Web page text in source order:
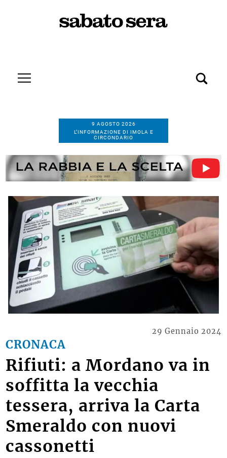
9 AGOSTO 2026
L’INFORMAZIONE DI IMOLA E
CIRCONDARIO
CRONACA
29 Gennaio 2024
Rifiuti: a Mordano va in
soffitta la vecchia
tessera, arriva la Carta
Smeraldo con nuovi
cassonetti